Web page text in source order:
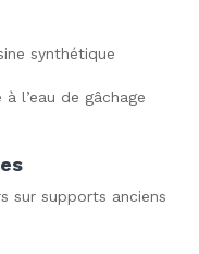
synthétique
l’eau de gâchage
sur supports anciens